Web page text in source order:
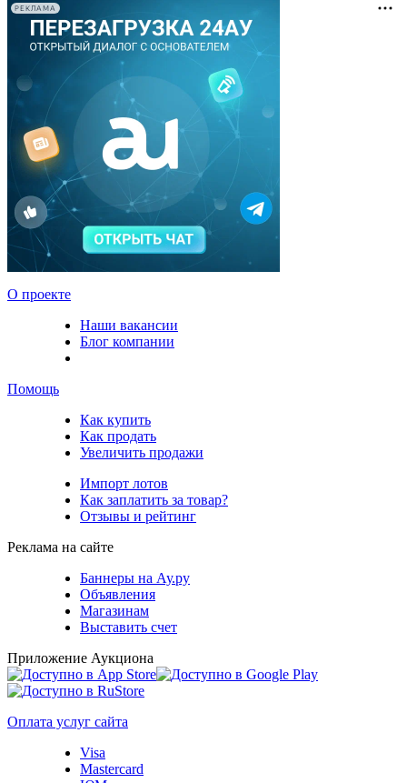
РЕКЛАМА
О проекте
Наши вакансии
Блог компании
Помощь
Как купить
Как продать
Увеличить продажи
Импорт лотов
Как заплатить за товар?
Отзывы и рейтинг
Реклама на сайте
Баннеры на Ау.ру
Объявления
Магазинам
Выставить счет
Приложение Аукциона
Оплата услуг сайта
Visa
Mastercard